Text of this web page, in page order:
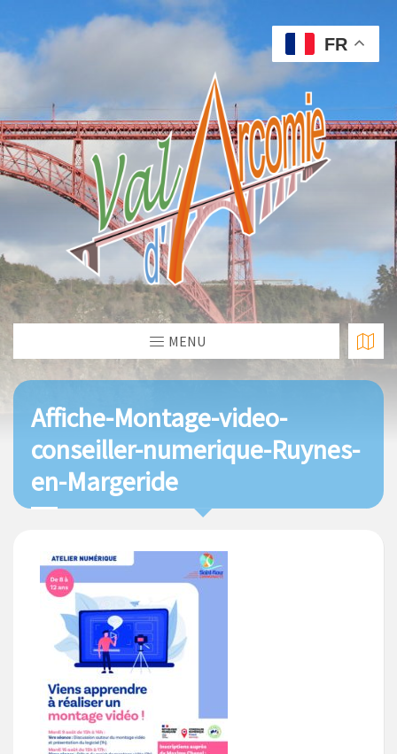
MENU
Affiche-Montage-video-
conseiller-numerique-Ruynes-
en-Margeride
FR